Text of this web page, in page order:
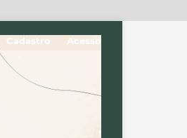
Cadastro Acesso